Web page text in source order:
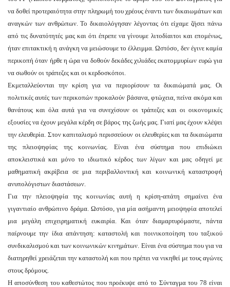
να δοθεί προτεραιότητα στην πληρωμή του χρέους έναντι των δικαιωμάτων και
αναγκών των ανθρώπων. Το δικαιολόγησαν λέγοντας ότι είχαμε ζήσει πάνω
από τις δυνατότητές μας και ότι έπρεπε να γίνουμε λιτοδίαιτοι και επομένως,
ήταν επιτακτική η ανάγκη να μειώσουμε το έλλειμμα. Ωστόσο, δεν έγινε καμία
περικοπή όταν ήρθε η ώρα να δοθούν δεκάδες χιλιάδες εκατομμυρίων ευρώ για
να σωθούν οι τράπεζες και οι κερδοσκόποι.
Εκμεταλλεύονται την κρίση για να περιορίσουν τα δικαιώματά μας. Οι
πολιτικές αυτές των περικοπών προκαλούν βάσανα, φτώχεια, πείνα ακόμα και
θανάτους και όλα αυτά για να συνεχίσουν οι τράπεζες και οι οικονομικές
εξουσίες να έχουν μεγάλα κέρδη σε βάρος της ζωής μας. Γιατί μας έχουν κλέψει
την ελευθερία. Στον καπιταλισμό περισσεύουν οι ελευθερίες και τα δικαιώματα
της πλειοψηφίας της κοινωνίας. Είναι ένα σύστημα που επιδιώκει
αποκλειστικά και μόνο το ιδιωτικό κέρδος των λίγων και μας οδηγεί με
μαθηματική ακρίβεια σε μια περιβαλλοντική και κοινωνική καταστροφή
ανυπολόγιστων διαστάσεων.
Για την πλειοψηφία της κοινωνίας αυτή η κρίση-απάτη σημαίνει ένα
γιγαντιαίο ανθρώπινο δράμα. Ωστόσο, για μία ασήμαντη μειοψηφία αποτελεί
μια μεγάλη επιχειρηματική ευκαιρία. Και όταν διαμαρτυρόμαστε, πάντα
παίρνουμε την ίδια απάντηση: καταστολή και ποινικοποίηση του ταξικού
συνδικαλισμού και των κοινωνικών κινημάτων. Είναι ένα σύστημα που για να
διατηρηθεί χρειάζεται την καταστολή και που πρέπει να νικηθεί με τους αγώνες
στους δρόμους.
Η αποσύνθεση του καθεστώτος που προέκυψε από το Σύνταγμα του 78 είναι